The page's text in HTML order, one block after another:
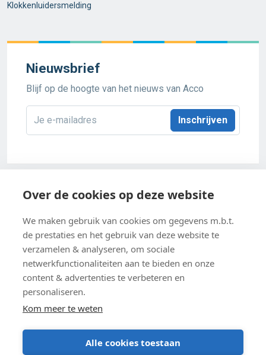
Klokkenluidersmelding
Nieuwsbrief
Blijf op de hoogte van het nieuws van Acco
Privacybeleid
Cookie-instellingen
Over de cookies op deze website
We maken gebruik van cookies om gegevens m.b.t.
de prestaties en het gebruik van deze website te
verzamelen & analyseren, om sociale
netwerkfunctionaliteiten aan te bieden en onze
content & advertenties te verbeteren en
personaliseren.
Kom meer te weten
Alle cookies toestaan